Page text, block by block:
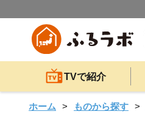
TVで紹介
ホーム ものから探す